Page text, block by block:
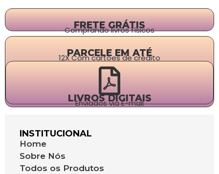
FRETE GRÁTIS
Comprando livros físicos
PARCELE EM ATÉ
12X Com cartões de crédito
LIVROS DIGITAIS
Enviados via E-mail
INSTITUCIONAL
Home
Sobre Nós
Todos os Produtos